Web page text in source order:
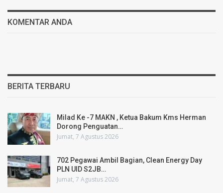
KOMENTAR ANDA
BERITA TERBARU
Milad Ke -7 MAKN , Ketua Bakum Kms Herman
Dorong Penguatan…
Jumat, 7 Agustus 2026
702 Pegawai Ambil Bagian, Clean Energy Day
PLN UID S2JB…
Jumat, 7 Agustus 2026